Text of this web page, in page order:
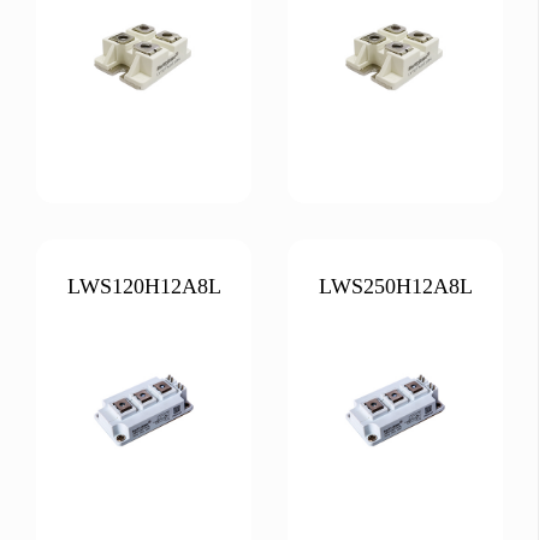
LWS120H12A8L LWS250H12A8L